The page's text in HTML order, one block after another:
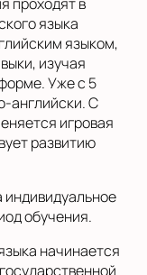
языка
языком,
изучая
Уже с 5
английски. С
игровая
развитию
индивидуальное
обучения.
начинается